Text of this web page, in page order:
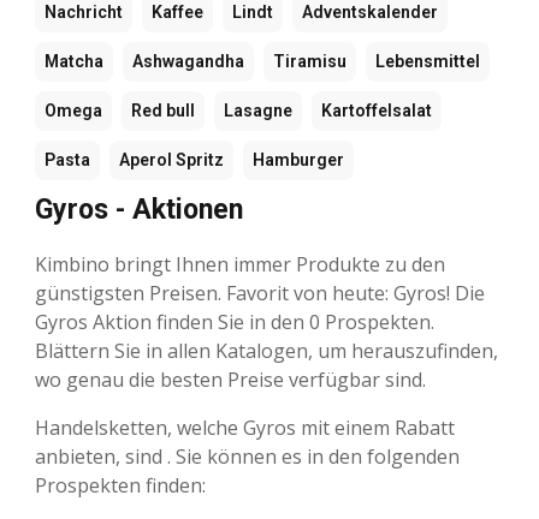
Nachricht Kaffee Lindt Adventskalender
Matcha Ashwagandha Tiramisu Lebensmittel
Omega Red bull Lasagne Kartoffelsalat
Pasta Aperol Spritz Hamburger
Gyros - Aktionen
Kimbino bringt Ihnen immer Produkte zu den
günstigsten Preisen. Favorit von heute: Gyros! Die
Gyros Aktion finden Sie in den 0 Prospekten.
Blättern Sie in allen Katalogen, um herauszufinden,
wo genau die besten Preise verfügbar sind.
Handelsketten, welche Gyros mit einem Rabatt
anbieten, sind . Sie können es in den folgenden
Prospekten finden: